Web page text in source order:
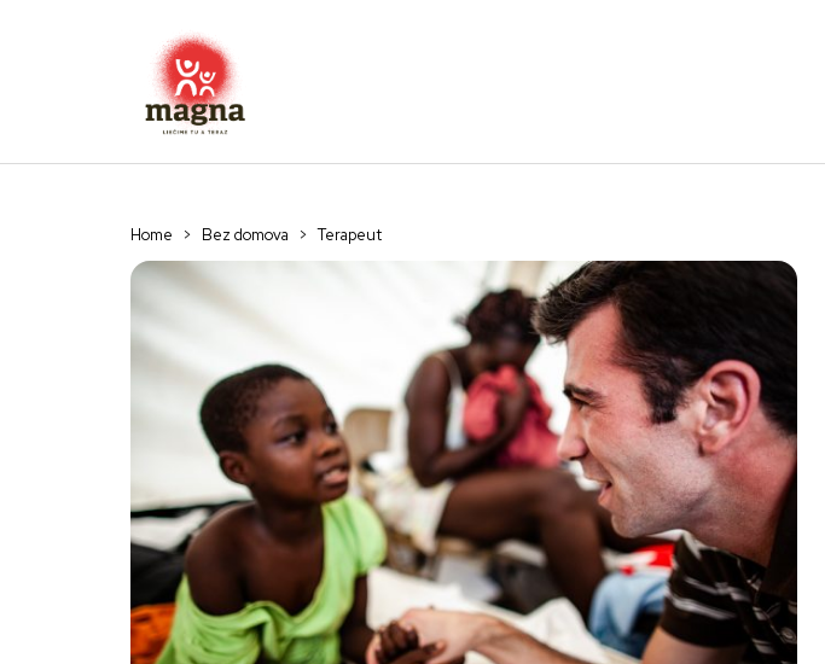
Home > Bez domova > Terapeut